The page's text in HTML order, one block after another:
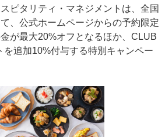
ピタリティ・マネジメントは、全国
、公式ホームページからの予約限定
が最大20%オフとなるほか、CLUB
追加10%付与する特別キャンペー